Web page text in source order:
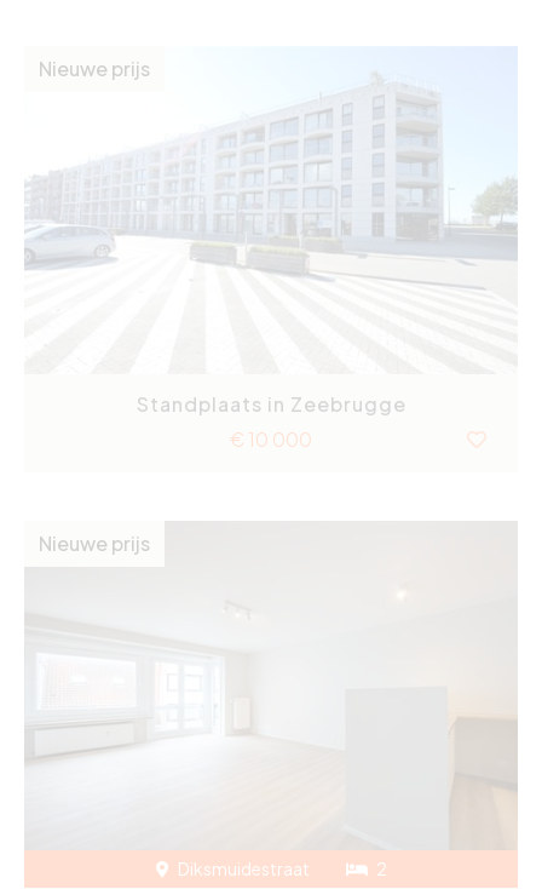
Nieuwe prijs
Standplaats in Zeebrugge
€ 10 000
Nieuwe prijs
Diksmuidestraat 2